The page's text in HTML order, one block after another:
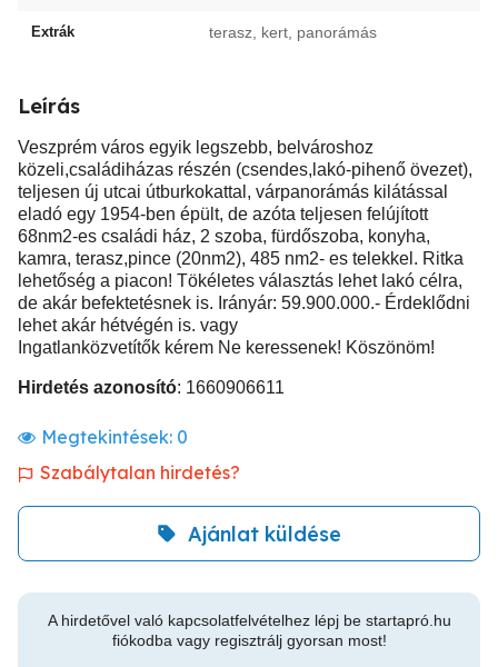
Extrák terasz, kert, panorámás
Leírás
Veszprém város egyik legszebb, belvároshoz
közeli,családiházas részén (csendes,lakó-pihenő övezet),
teljesen új utcai útburkokattal, várpanorámás kilátással
eladó egy 1954-ben épült, de azóta teljesen felújított
68nm2-es családi ház, 2 szoba, fürdőszoba, konyha,
kamra, terasz,pince (20nm2), 485 nm2- es telekkel. Ritka
lehetőség a piacon! Tökéletes választás lehet lakó célra,
de akár befektetésnek is. Irányár: 59.900.000.- Érdeklődni
lehet akár hétvégén is. vagy
Ingatlanközvetítők kérem Ne keressenek! Köszönöm!
Hirdetés azonosító: 1660906611
Megtekintések: 0
Szabálytalan hirdetés?
Ajánlat küldése
A hirdetővel való kapcsolatfelvételhez lépj be startapró.hu
fiókodba vagy regisztrálj gyorsan most!